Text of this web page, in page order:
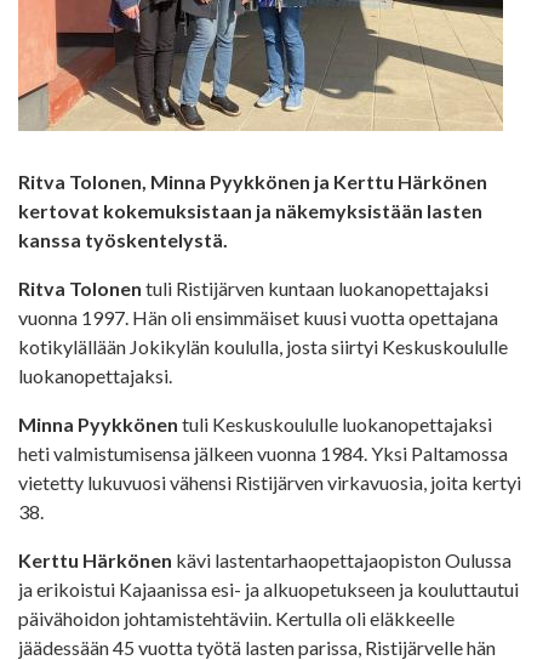
Ritva Tolonen, Minna Pyykkönen ja Kerttu Härkönen
kertovat kokemuksistaan ja näkemyksistään lasten
kanssa työskentelystä.
Ritva Tolonen tuli Ristijärven kuntaan luokanopettajaksi
vuonna 1997. Hän oli ensimmäiset kuusi vuotta opettajana
kotikylällään Jokikylän koululla, josta siirtyi Keskuskoululle
luokanopettajaksi.
Minna Pyykkönen tuli Keskuskoululle luokanopettajaksi
heti valmistumisensa jälkeen vuonna 1984. Yksi Paltamossa
vietetty lukuvuosi vähensi Ristijärven virkavuosia, joita kertyi
38.
Kerttu Härkönen kävi lastentarhaopettajaopiston Oulussa
ja erikoistui Kajaanissa esi- ja alkuopetukseen ja kouluttautui
päivähoidon johtamistehtäviin. Kertulla oli eläkkeelle
jäädessään 45 vuotta työtä lasten parissa, Ristijärvelle hän